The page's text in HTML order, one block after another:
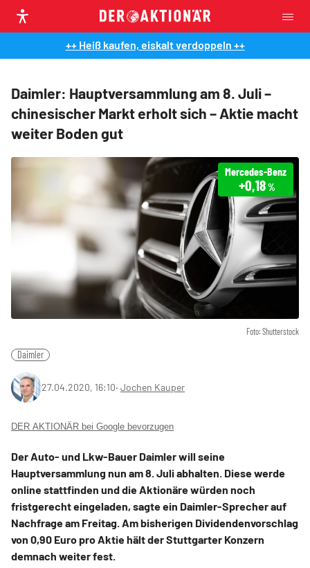
++ Heiß kaufen, eiskalt verdoppeln ++
Daimler: Hauptversammlung am 8. Juli –
chinesischer Markt erholt sich – Aktie macht
weiter Boden gut
Foto: Shutterstock
Mercedes-Benz
+0,18%
Daimler
27.04.2020, 16:10‧ Jochen Kauper
DER AKTIONÄR bei Google bevorzugen
Der Auto- und Lkw-Bauer Daimler will seine
Hauptversammlung nun am 8. Juli abhalten. Diese werde
online stattfinden und die Aktionäre würden noch
fristgerecht eingeladen, sagte ein Daimler-Sprecher auf
Nachfrage am Freitag. Am bisherigen Dividendenvorschlag
von 0,90 Euro pro Aktie hält der Stuttgarter Konzern
demnach weiter fest.